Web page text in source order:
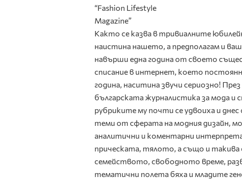
“Fashion Lifestyle
Magazine”
Както се казва в тривиалните
наистина нашето, а предполагам и
навърши една година от своето
списание в интернет, което
година, наситина звучи сериозно!
българската журналистика за мода и
рубриките му почти се удвоиха и
теми от сферата на модния дизайн,
аналитични и коментарни
прическата, тялото, а също и
семейството, свободното време,
тематични полета бяха и младите